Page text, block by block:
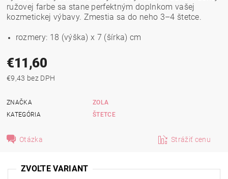
ružovej farbe sa stane perfektným doplnkom vašej
kozmetickej výbavy. Zmestia sa do neho 3–4 štetce.
rozmery: 18 (výška) x 7 (šírka) cm
€11,60
€9,43 bez DPH
ZNAČKA
ZOLA
KATEGÓRIA
ŠTETCE
Otázka Strážiť cenu
ZVOĽTE VARIANT